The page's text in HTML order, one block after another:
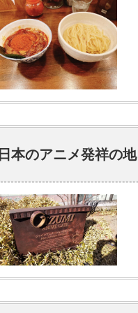
日本のアニメ発祥の